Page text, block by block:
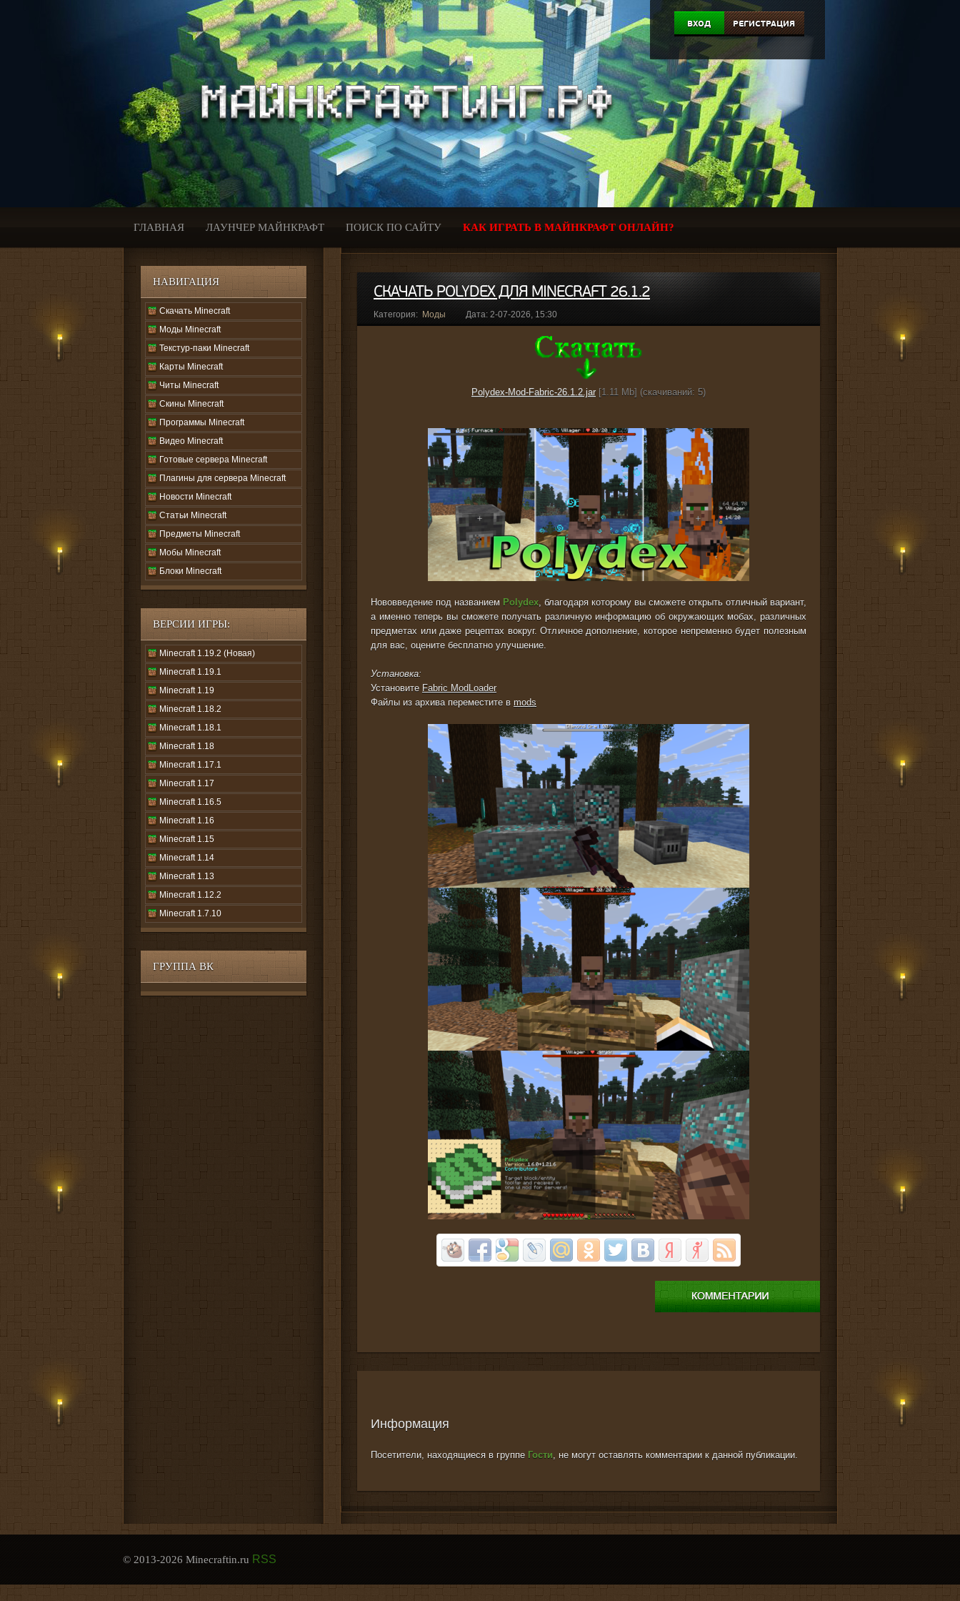
ВХОД РЕГИСТРАЦИЯ
ГЛАВНАЯ ЛАУНЧЕР МАЙНКРАФТ ПОИСК ПО САЙТУ КАК ИГРАТЬ В МАЙНКРАФТ ОНЛАЙН?
НАВИГАЦИЯ
Скачать Minecraft
Моды Minecraft
Текстур-паки Minecraft
Карты Minecraft
Читы Minecraft
Скины Minecraft
Программы Minecraft
Видео Minecraft
Готовые сервера Minecraft
Плагины для сервера Minecraft
Новости Minecraft
Статьи Minecraft
Предметы Minecraft
Мобы Minecraft
Блоки Minecraft
ВЕРСИИ ИГРЫ:
Minecraft 1.19.2 (Новая)
Minecraft 1.19.1
Minecraft 1.19
Minecraft 1.18.2
Minecraft 1.18.1
Minecraft 1.18
Minecraft 1.17.1
Minecraft 1.17
Minecraft 1.16.5
Minecraft 1.16
Minecraft 1.15
Minecraft 1.14
Minecraft 1.13
Minecraft 1.12.2
Minecraft 1.7.10
ГРУППА ВК
СКАЧАТЬ POLYDEX ДЛЯ MINECRAFT 26.1.2
Категория: Моды Дата: 2-07-2026, 15:30
Polydex-Mod-Fabric-26.1.2.jar [1.11 Mb] (cкачиваний: 5)
Нововведение под названием Polydex, благодаря которому вы сможете открыть отличный вариант,
а именно теперь вы сможете получать различную информацию об окружающих мобах, различных
предметах или даже рецептах вокруг. Отличное дополнение, которое непременно будет полезным
для вас, оцените бесплатно улучшение.
Установка:
Установите Fabric ModLoader
Файлы из архива переместите в mods
Информация
Посетители, находящиеся в группе Гости, не могут оставлять комментарии к данной публикации.
© 2013-2026 Minecraftin.ru RSS